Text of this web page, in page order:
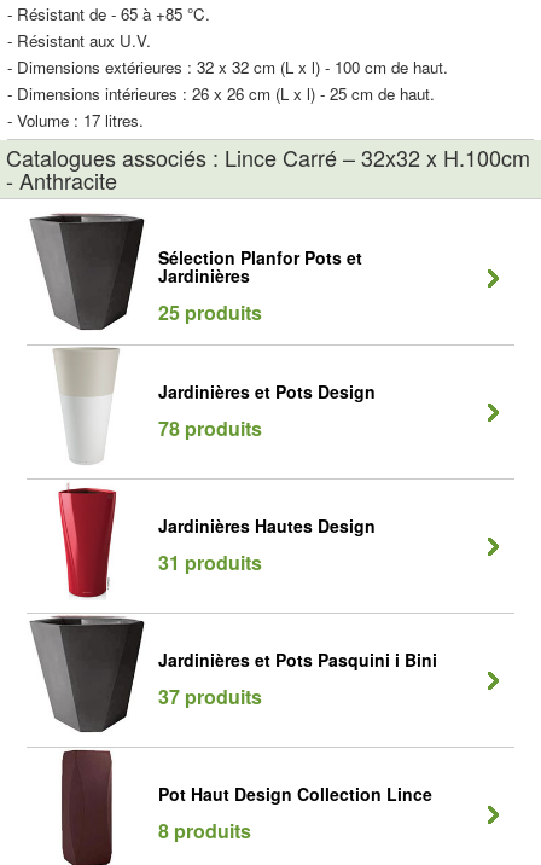
- Résistant de - 65 à +85 °C.
- Résistant aux U.V.
- Dimensions extérieures : 32 x 32 cm (L x l) - 100 cm de haut.
- Dimensions intérieures : 26 x 26 cm (L x l) - 25 cm de haut.
- Volume : 17 litres.
Catalogues associés : Lince Carré – 32x32 x H.100cm
- Anthracite
Sélection Planfor Pots et
Jardinières
25 produits
Jardinières et Pots Design
78 produits
Jardinières Hautes Design
31 produits
Jardinières et Pots Pasquini i Bini
37 produits
Pot Haut Design Collection Lince
8 produits